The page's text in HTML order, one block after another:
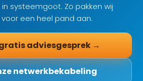
systeemgoot. Zo pakken wij
een heel pand aan.
adviesgesprek →
netwerkbekabeling